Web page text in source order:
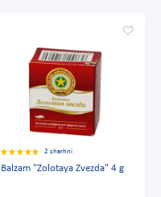
2 sharhni
Balzam "Zolotaya Zvezda" 4 g